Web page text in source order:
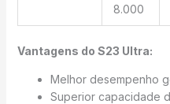
8.000
Vantagens do S23 Ultra:
Melhor desempenho
Superior capacidade